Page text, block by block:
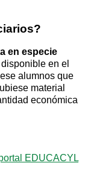
en especie
en el
alumnos que
material
económica
EDUCACYL